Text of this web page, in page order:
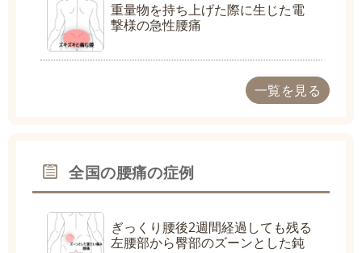
重量物を持ち上げた際に生じた電
撃様の急性腰痛
一覧を見る
全国の腰痛の症例
ぎっくり腰後2週間経過しても残る
左腰部から臀部のズーンとした鈍